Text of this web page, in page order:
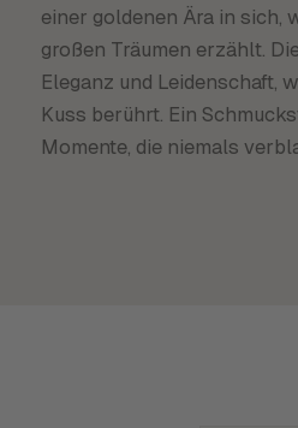
einer goldenen Ära in sich,
großen Träumen erzählt.
Eleganz und Leidenschaft,
Kuss berührt. Ein
Momente, die niemals